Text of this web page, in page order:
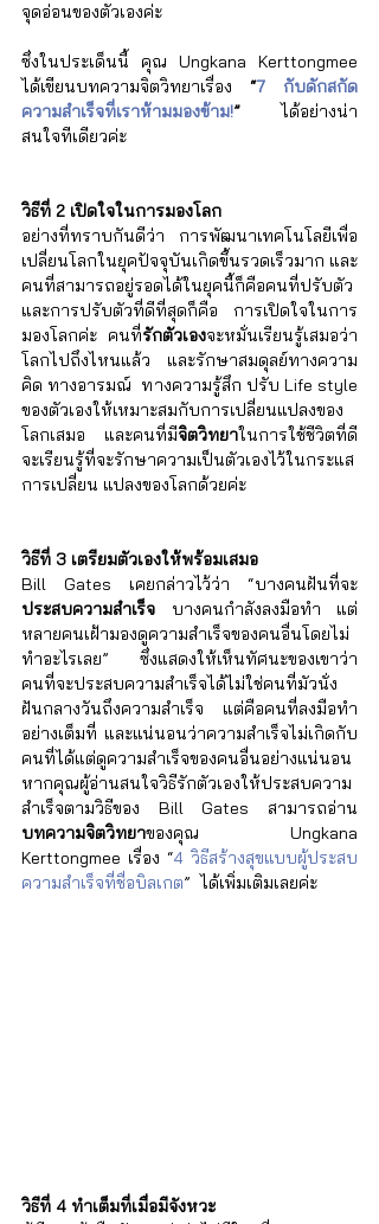
จุดอ่อนของตัวเองค่ะ
ซึ่งในประเด็นนี้ คุณ Ungkana Kerttongmee
ได้เขียนบทความจิตวิทยาเรื่อง “7 กับดักสกัด
ความสำเร็จที่เราห้ามมองข้าม!”
  ได้อย่างน่า
สนใจทีเดียวค่ะ
วิธีที่ 2 เปิดใจในการมองโลก
อย่างที่ทราบกันดีว่า การพัฒนาเทคโนโลยีเพื่อ
เปลี่ยนโลกในยุคปัจจุบันเกิดขึ้นรวดเร็วมาก และ
คนที่สามารถอยู่รอดได้ในยุคนี้ก็คือคนที่ปรับตัว
และการปรับตัวที่ดีที่สุดก็คือ การเปิดใจในการ
มองโลกค่ะ คนที่รักตัวเองจะหมั่นเรียนรู้เสมอว่า
โลกไปถึงไหนแล้ว และรักษาสมดุลย์ทางความ
คิด ทางอารมณ์  ทางความรู้สึก ปรับ Life style
ของตัวเองให้เหมาะสมกับการเปลี่ยนแปลงของ
โลกเสมอ และคนที่มีจิตวิทยาในการใช้ชีวิตที่ดี
จะเรียนรู้ที่จะรักษาความเป็นตัวเองไว้ในกระแส
การเปลี่ยน แปลงของโลกด้วยค่ะ
วิธีที่ 3 เตรียมตัวเองให้พร้อมเสมอ
Bill Gates เคยกล่าวไว้ว่า “บางคนฝันที่จะ
ประสบความสำเร็จ บางคนกำลังลงมือทำ แต่
หลายคนเฝ้ามองดูความสำเร็จของคนอื่นโดยไม่
ทำอะไรเลย” ซึ่งแสดงให้เห็นทัศนะของเขาว่า
คนที่จะประสบความสำเร็จได้ไม่ใช่คนที่มัวนั่ง
ฝันกลางวันถึงความสำเร็จ แต่คือคนที่ลงมือทำ
อย่างเต็มที่ และแน่นอนว่าความสำเร็จไม่เกิดกับ
คนที่ได้แต่ดูความสำเร็จของคนอื่นอย่างแน่นอน
หากคุณผู้อ่านสนใจวิธีรักตัวเองให้ประสบความ
สำเร็จตามวิธีของ Bill Gates สามารถอ่าน
บทความจิตวิทยาของคุณ Ungkana
Kerttongmee เรื่อง “4 วิธีสร้างสุขแบบผู้ประสบ
ความสำเร็จที่ชื่อบิลเกต”  ได้เพิ่มเติมเลยค่ะ
วิธีที่ 4 ทำเต็มที่เมื่อมีจังหวะ